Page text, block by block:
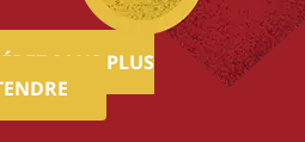
SANS PLUS